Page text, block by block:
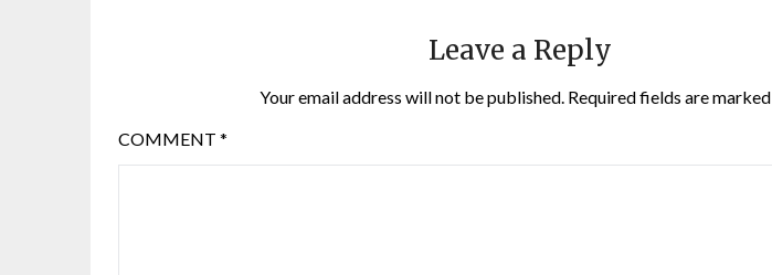
Leave a Reply
Your email address will not be published. Required fields are marked
COMMENT *